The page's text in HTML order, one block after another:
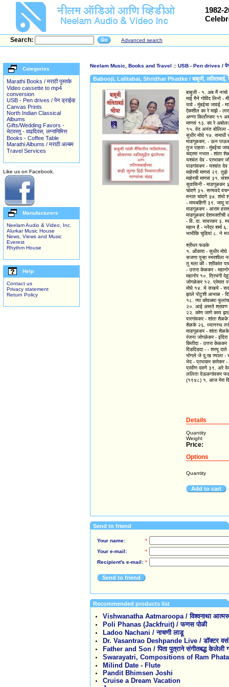
1982-
Search: Advanced search
Categories
Marathi Books / मराठी पुस्तके
Video cassette to mp4
conversion
USB - Pen drives / पेन ड्राईव्ह
Canvas Prints
North Indian Classical
Albums
Gifts/Wedding Favors -
भेटवस्तु - वाढदिवस, लग्नानिमित्त
Books - Coffee Table
Marathi Albums / मराठी अल्बम
Travel Services
Like us on Facebook.
Manufacturers
Neelam Audio & Video, Inc.
Alurkar Music House
News, Views and Music
Everest
Rhythm House
Help
Contact us
Privacy statement
Return Policy
Neelam Music, Books and Travel :: USB - Pen drives / पेन
Babooji, Lalitabai, Shridhar Phadke / बाबूजी, ललिताबाई,
बाबूजी - १. अब मैं
माई मैने गोविंद लिनो -
यावे - मुंबईचा जावई -
ऐकशील का रे माझे -
अण्णा किर्लोस्कर ११
माणसं १३. का रे
१५. वेद अनंत बोलिला -
सुधीर मोघे १७.
माडगूळकर, - ऊन
तुज पाहता - मुंबईचा
चंद्रमा नभात - शांता
यशवंत देव - प्रभाकर
पाडगांवकर - यशवंत देव
माहेरची माणसं २९. तुझे
माहेरची माणसं ३१.
सुवासिनी - माडगूळकर
चांदणे ३५. सत्यवदे
मनात चांदणे ३७. शंभो
- मायबहिणी ३९. जादू
माडगूळकर - आराम
माडगूळकर देशभक्तीची
- वि. दा. सावरकर ३.
महान है - नरेंद्र शर्मा
भाभीकि चुडियां ८. ने
श्रीधर फडके
१. ओंकारा - सुधीर मोघे
सजणा पुन्हा स्मरशीला
तू मला की - श्रीकांत
- उत्तरा केळकर -
महानोर १०. त्रिभंगी
जोगळेकर १२. प्रेमात
मोघे १४. ये सखये -
झाले पोटुशी आभाळ -
१८. त्या कोवळ्या
२०. आई असते श्रावण -
२२. कोण जाणे काय
पारगांवकर - शांता
शेळके २६. ध्यानस्थ
माडगूळकर - शांता
रंजना जोगळेकर -
कितीदा - उत्तरा
दिडदिडदा - - शरयू
भोगले जे दु:ख त्याला -
भेद - प्रभाकर कारेकर -
प्रवीण दवणे ३९. अरे
ललिता देऊळगांवकर
(१९४८) १. आज मेरा
Details
Quantity
Weight
Price:
Options
Quantity
Add to cart
Send to friend
Your name:
*
Your e-mail:
*
Recipient's e-mail: *
Send to friend
Recommended products list
Vishwanatha Aatmaroopa / विश्वनाथा
Poli Phanas (Jackfruit) / फणस पोळी
Ladoo Nachani / नाचणी लाडू
Dr. Vasantrao Deshpande Live / डॉक्टर
Father and Son / पिता पुत्राने संगीतबद्ध केलेली
Swarayatri, Compositions of Ram Phatak /
Milind Date - Flute
Pandit Bhimsen Joshi
Cruise a Dream Vacation